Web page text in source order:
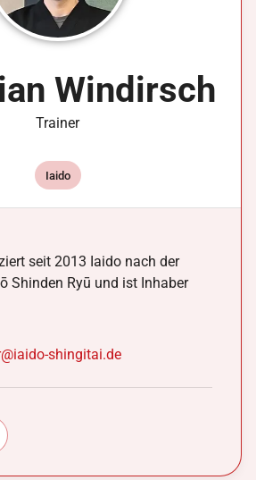
Windirsch
Trainer
Iaido
seit 2013 Iaido nach der
Shinden Ryū und ist Inhaber
shingitai.de